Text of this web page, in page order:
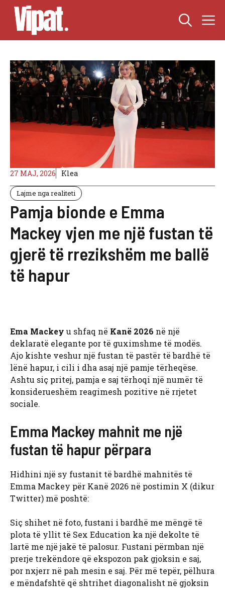
Skip
content
27 MAJ, 2026 Klea
Lajme nga realiteti
Pamja bionde e Emma
Mackey vjen me një fustan të
gjerë të rrezikshëm me ballë
të hapur
Ema Mackey u shfaq në Kanë 2026 në një
deklaratë elegante por të guximshme të modës.
Ajo kishte veshur një fustan të pastër të bardhë të
lënë hapur, i cili i dha asaj një pamje tërheqëse.
Ashtu siç pritej, pamja e saj tërhoqi një numër të
konsiderueshëm reagimesh pozitive në rrjetet
sociale.
Emma Mackey mahnit me një
fustan të hapur përpara
Hidhini një sy fustanit të bardhë mahnitës të
Emma Mackey për Kanë 2026 në postimin X (dikur
Twitter) më poshtë:
Siç shihet në foto, fustani i bardhë me mëngë të
plota të yllit të Sex Education ka një dekolte të
lartë me një jakë të palosur. Fustani përmban një
prerje trekëndore që ekspozon pak gjoksin e saj,
por nxjerr në pah mesin e saj. Për më tepër, pëlhura
e mëndafshtë që shtrihet diagonalisht në gjoksin